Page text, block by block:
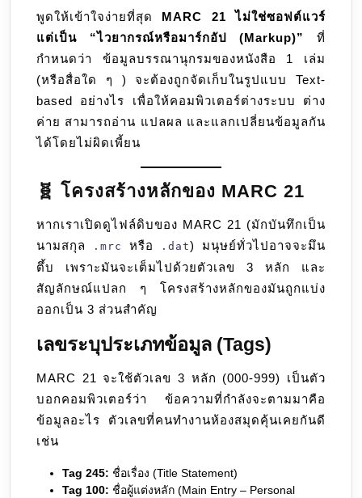
พูดให้เข้าใจง่ายที่สุด MARC 21 ไม่ใช่ซอฟต์แวร์
แต่เป็น “ไวยากรณ์หรือมาร์กอัป (Markup)”
ที่
กำหนดว่า ข้อมูลบรรณานุกรมของหนังสือ 1 เล่ม
(หรือสื่อใด ๆ ) จะต้องถูกจัดเก็บในรูปแบบ Text-
based อย่างไร เพื่อให้คอมพิวเตอร์ต่างระบบ ต่าง
ค่าย สามารถอ่าน แปลผล และแลกเปลี่ยนข้อมูลกัน
ได้โดยไม่ผิดเพี้ยน
🧬 โครงสร้างหลักของ MARC 21
หากเราเปิดดูไฟล์ดิบของ MARC 21 (มักบันทึกเป็น
นามสกุล
.mrc หรือ .dat) มนุษย์ทั่วไปอาจจะมึน
ตึ้บ เพราะมันจะเต็มไปด้วยตัวเลข 3 หลัก และ
สัญลักษณ์แปลก ๆ โครงสร้างหลักของมันถูกแบ่ง
ออกเป็น 3 ส่วนสำคัญ
เลขระบุประเภทข้อมูล (Tags)
MARC 21 จะใช้ตัวเลข 3 หลัก (000-999) เป็นตัว
บอกคอมพิวเตอร์ว่า ข้อความที่กำลังจะตามมาคือ
ข้อมูลอะไร ตัวเลขที่คนทำงานห้องสมุดคุ้นเคยกันดี
เช่น
Tag 245: ชื่อเรื่อง (Title Statement)
Tag 100: ชื่อผู้แต่งหลัก (Main Entry – Personal